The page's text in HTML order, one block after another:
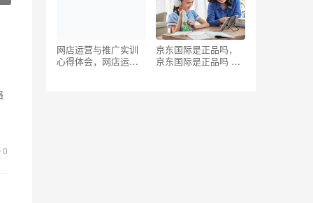
0
网店运营与推广实训
心得体会，网店运营
京东国际是正品吗，
京东国际是正品吗 感